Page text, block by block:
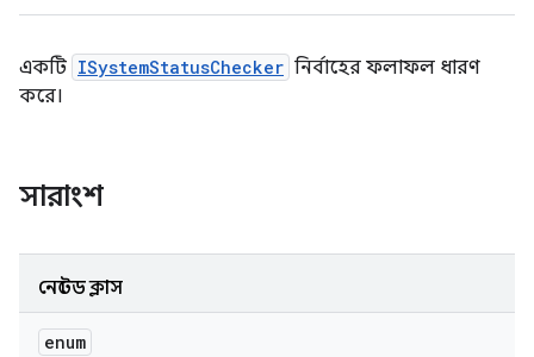
একটি ISystemStatusChecker নির্বাহের ফলাফল ধারণ
করে।
সারাংশ
নেস্টেড ক্লাস
enum